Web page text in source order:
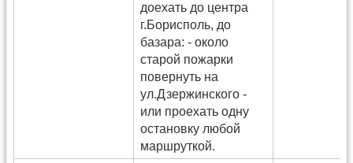
доехать до центра
г.Борисполь, до
базара: - около
старой пожарки
повернуть на
ул.Дзержинского -
или проехать одну
остановку любой
маршруткой.